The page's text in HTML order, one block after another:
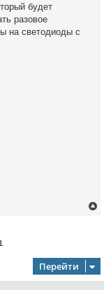
будет
разовое
на светодиоды с
с
я
Перейти